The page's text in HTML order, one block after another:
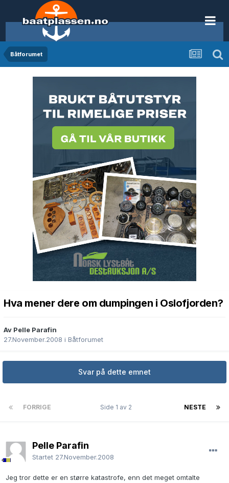
Båtforumet
Hva mener dere om dumpingen i Oslofjorden?
Av Pelle Parafin
27.November.2008 i Båtforumet
Svar på dette emnet
FORRIGE NESTE
Side 1 av 2
Pelle Parafin
Startet 27.November.2008
Jeg tror dette er en større katastrofe, enn det meget omtalte